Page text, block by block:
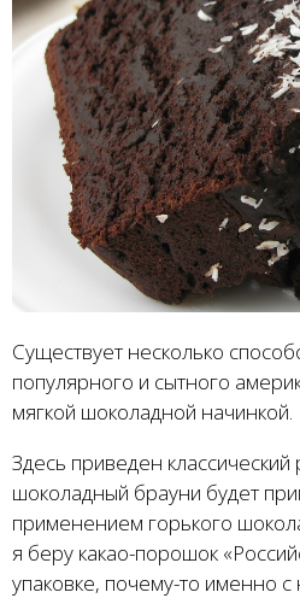
Существует несколько
популярного и сытного
мягкой шоколадной начинкой.
Здесь приведен классический
шоколадный брауни будет
применением горького
я беру какао-порошок
упаковке, почему-то именно с